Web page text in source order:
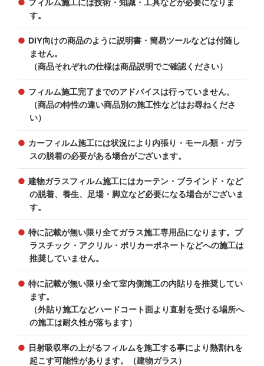
す。
DIY向けの商品のように説明書・簡易ツールなどは付随し
ません。
（商品それぞれの仕様は商品説明でご確認ください）
フィルム施工完了までのアドバイスは行っていません。
（商品の特性の違い商品別の施工性などはお尋ねくださ
い）
カーフィルム施工には状況により内張り・モール類・ガラ
スの脱着の必要がある場合がございます。
建物ガラスフィルム施工にはカーテン・ブラインド・など
の脱着、養生、足場・脚立など必要になる場合がございま
す。
特に記載が無い限り全てガラス施工専用品になります。プ
ラスチック・アクリル・ポリカーポネートなどへの施工は
推奨していません。
特に記載が無い限り全て室内側施工の内貼りを推奨してい
ます。
（外貼り施工などハードコート面より直射を受ける場所へ
の施工は耐久性が落ちます）
日射吸収率の上がるフィルムを施工する事により熱割れを
起こす可能性があります。（建物ガラス）